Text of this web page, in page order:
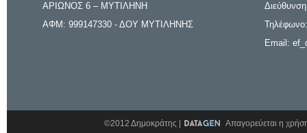
ΑΡΙΩΝΟΣ 6 – ΜΥΤΙΛΗΝΗ
ΑΦΜ: 999147330 - ΔΟΥ ΜΥΤΙΛΗΝΗΣ
Email:
©2012 Δημοκράτης | Απαγορεύεται η